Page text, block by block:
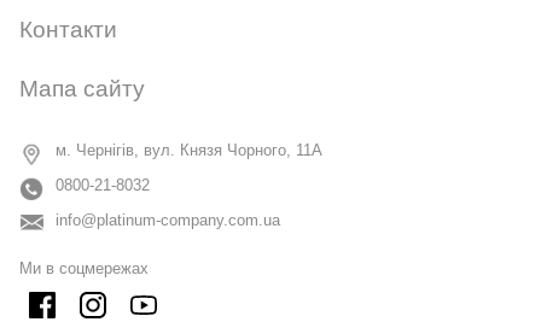
Контакти
Мапа сайту
м. Чернігів, вул. Князя Чорного, 11А
0800-21-8032
info@platinum-company.com.ua
Ми в соцмережах